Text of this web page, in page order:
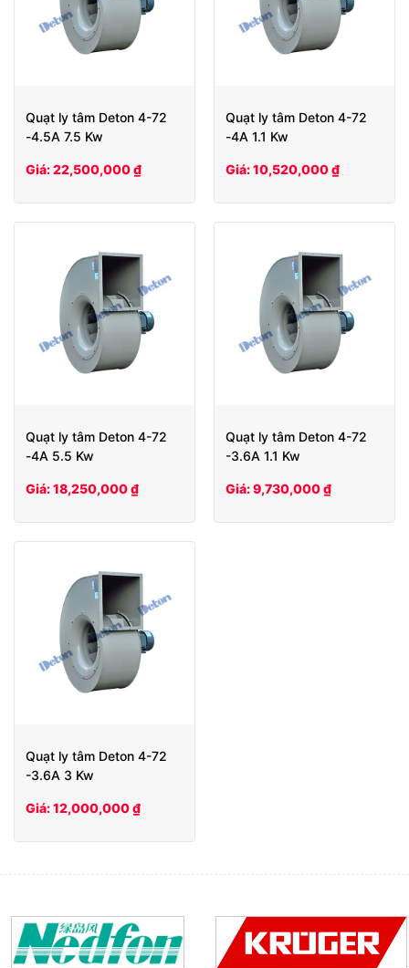
Quạt ly tâm Deton 4-72
-4.5A 7.5 Kw
Giá: 22,500,000 ₫
Quạt ly tâm Deton 4-72
-4A 1.1 Kw
Giá: 10,520,000 ₫
Quạt ly tâm Deton 4-72
-4A 5.5 Kw
Giá: 18,250,000 ₫
Quạt ly tâm Deton 4-72
-3.6A 1.1 Kw
Giá: 9,730,000 ₫
Quạt ly tâm Deton 4-72
-3.6A 3 Kw
Giá: 12,000,000 ₫